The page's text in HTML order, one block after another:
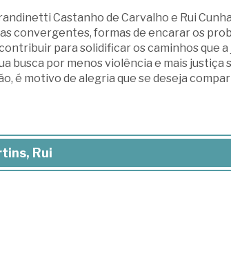
Castanho de Carvalho e Rui
convergentes, formas de encarar os
para solidificar os caminhos que
busca por menos violência e mais justiça
é motivo de alegria que se deseja
Rui